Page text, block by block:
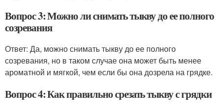
Вопрос 3: Можно ли снимать тыкву до ее полного
созревания
Ответ: Да, можно снимать тыкву до ее полного
созревания, но в таком случае она может быть менее
ароматной и мягкой, чем если бы она дозрела на грядке.
Вопрос 4: Как правильно срезать тыкву с грядки